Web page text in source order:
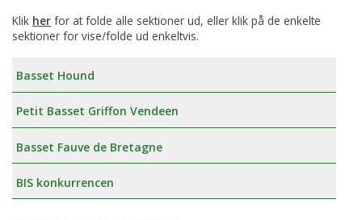
Klik her for at folde alle sektioner ud, eller klik på de enkelte
sektioner for vise/folde ud enkeltvis.
Basset Hound
Petit Basset Griffon Vendeen
Basset Fauve de Bretagne
BIS konkurrencen